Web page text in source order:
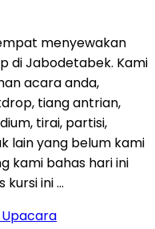
menyewakan
di Jabodetabek. Kami
acara anda,
tiang antrian,
tirai, partisi,
lain yang belum kami
kami bahas hari ini
kursi ini …